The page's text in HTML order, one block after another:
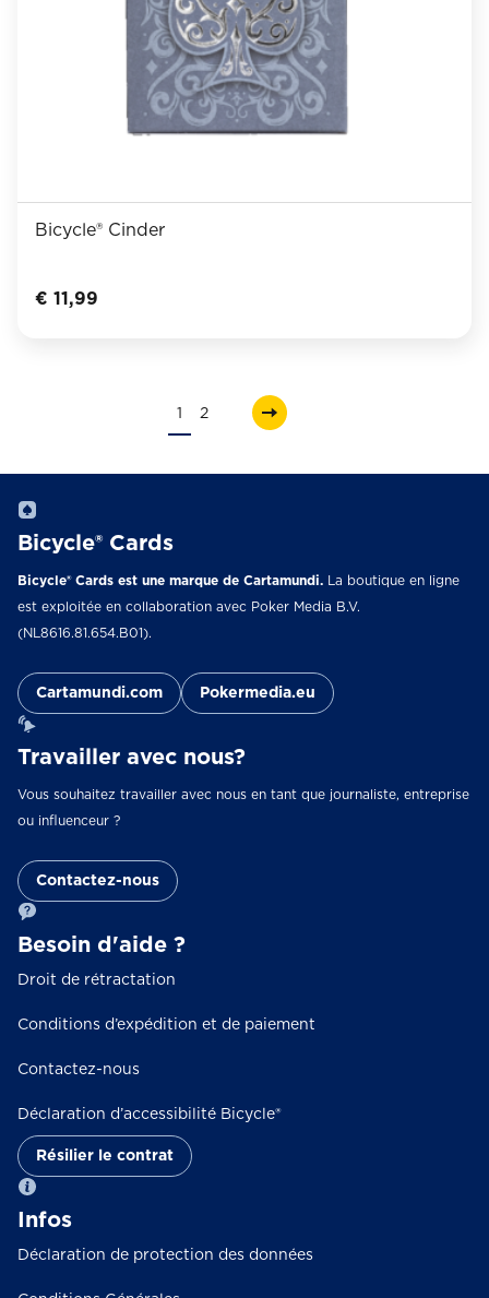
Bicycle® Cinder
€ 11,99
1 2
Bicycle® Cards
Bicycle® Cards est une marque de Cartamundi.
La boutique en ligne
est exploitée en collaboration avec Poker Media B.V.
(NL8616.81.654.B01).
Cartamundi.com Pokermedia.eu
Travailler avec nous?
Vous souhaitez travailler avec nous en tant que journaliste, entreprise
ou influenceur ?
Contactez-nous
Besoin d'aide ?
Droit de rétractation
Conditions d’expédition et de paiement
Contactez-nous
Déclaration d’accessibilité Bicycle®
Résilier le contrat
Infos
Déclaration de protection des données